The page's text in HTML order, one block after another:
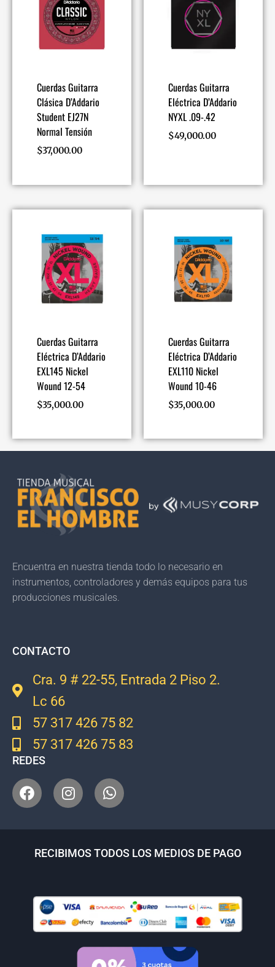
Cuerdas Guitarra
Clásica D’Addario
Student EJ27N
Normal Tensión
$37,000.00
Cuerdas Guitarra
Eléctrica D’Addario
NYXL .09-.42
$49,000.00
Cuerdas Guitarra
Eléctrica D’Addario
EXL145 Nickel
Wound 12-54
$35,000.00
Cuerdas Guitarra
Eléctrica D’Addario
EXL110 Nickel
Wound 10-46
$35,000.00
Encuentra en nuestra tienda todo lo necesario en
instrumentos, controladores y demás equipos para tus
producciones musicales.
CONTACTO
Cra. 9 # 22-55, Entrada 2 Piso 2.
Lc 66
57 317 426 75 82
57 317 426 75 83
REDES
RECIBIMOS TODOS LOS MEDIOS DE PAGO